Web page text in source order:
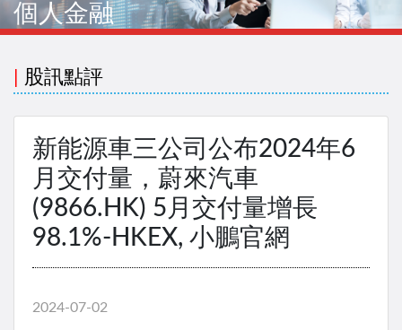
機構金融
客戶登入
简体
Facebook
個人金融
股訊點評
新能源車三公司公布2024年6
月交付量，蔚來汽車
(9866.HK) 5月交付量增長
98.1%-HKEX, 小鵬官網
2024-07-02